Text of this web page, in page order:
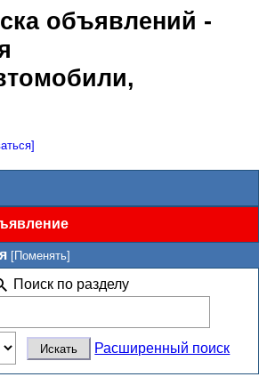
объявлений -
[Поменять]
Поиск по разделу
Расширенный поиск